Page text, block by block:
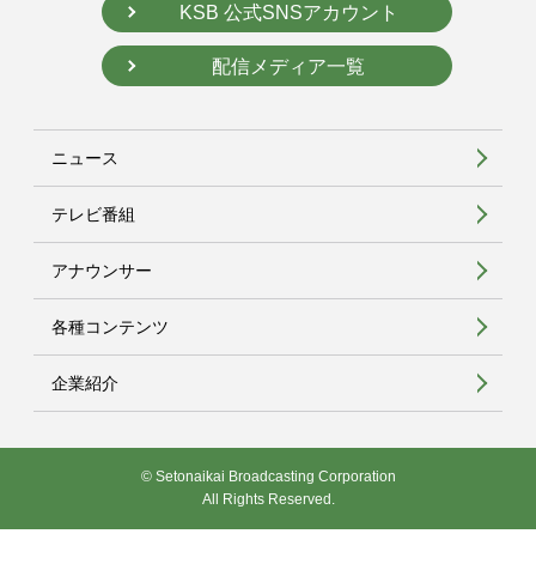
KSB 公式SNSアカウント
配信メディア一覧
ニュース
テレビ番組
アナウンサー
各種コンテンツ
企業紹介
© Setonaikai Broadcasting Corporation
All Rights Reserved.